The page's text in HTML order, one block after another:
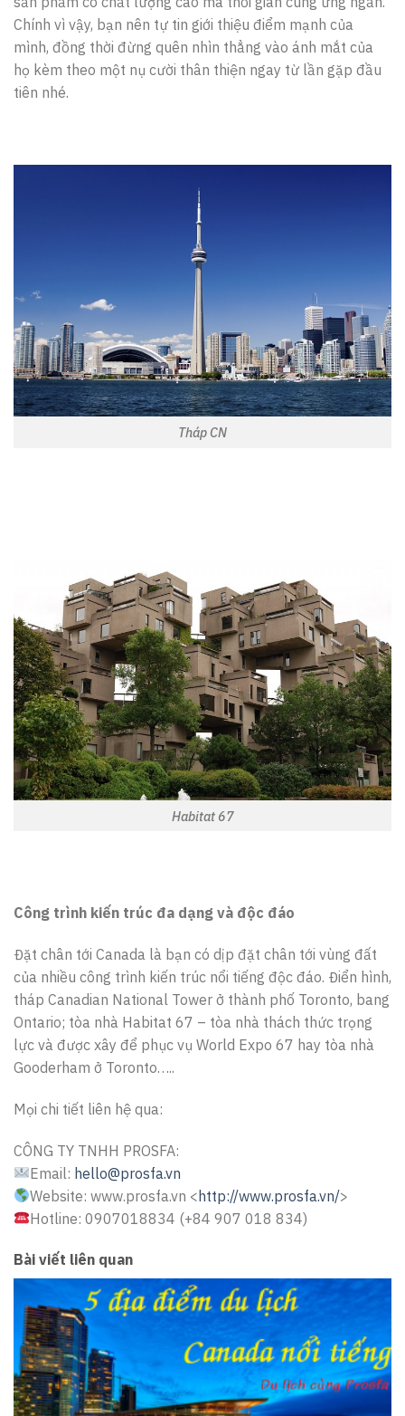
Chính vì vậy, bạn nên tự tin giới thiệu điểm mạnh của
mình, đồng thời đừng quên nhìn thẳng vào ánh mắt của
họ kèm theo một nụ cười thân thiện ngay từ lần gặp đầu
tiên nhé.
Tháp CN
Habitat 67
Công trình kiến trúc đa dạng và độc đáo
Đặt chân tới Canada là bạn có dịp đặt chân tới vùng đất
của nhiều công trình kiến trúc nổi tiếng độc đáo. Điển hình,
tháp Canadian National Tower ở thành phố Toronto, bang
Ontario; tòa nhà Habitat 67 – tòa nhà thách thức trọng
lực và được xây để phục vụ World Expo 67 hay tòa nhà
Gooderham ở Toronto…..
Mọi chi tiết liên hệ qua:
CÔNG TY TNHH PROSFA:
Email: hello@prosfa.vn
Website: www.prosfa.vn <http://www.prosfa.vn/>
Hotline: 0907018834 (+84 907 018 834)
Bài viết liên quan